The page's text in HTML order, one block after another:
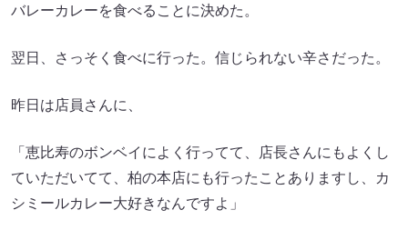
バレーカレーを食べることに決めた。
翌日、さっそく食べに行った。信じられない辛さだった。
昨日は店員さんに、
「恵比寿のボンベイによく行ってて、店長さんにもよくし
ていただいてて、柏の本店にも行ったことありますし、カ
シミールカレー大好きなんですよ」